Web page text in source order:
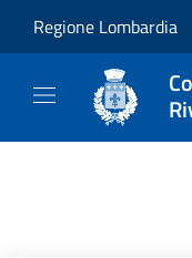
Regione Lombardia